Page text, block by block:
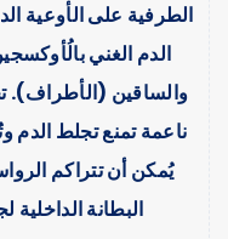
الطرفية على الأوعية
الدم الغني
والساقين (الأطراف).
ناعمة تمنع تجلط الدم
يُمكن أن تتراكم
البطانة